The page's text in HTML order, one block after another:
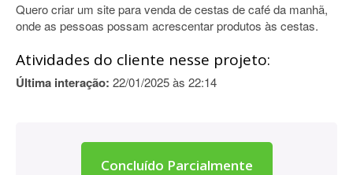
Quero criar um site para venda de cestas de café da manhã,
onde as pessoas possam acrescentar produtos às cestas.
Atividades do cliente nesse projeto:
Última interação: 22/01/2025 às 22:14
Concluído Parcialmente